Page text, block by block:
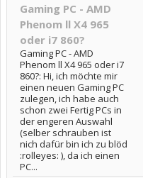
Gaming PC - AMD
Phenom ll X4 965
oder i7 860?
Gaming PC - AMD
Phenom ll X4 965 oder i7
860?: Hi, ich möchte mir
einen neuen Gaming PC
zulegen, ich habe auch
schon zwei Fertig PCs in
der engeren Auswahl
(selber schrauben ist
nich dafür bin ich zu blöd
:rolleyes: ), da ich einen
PC...